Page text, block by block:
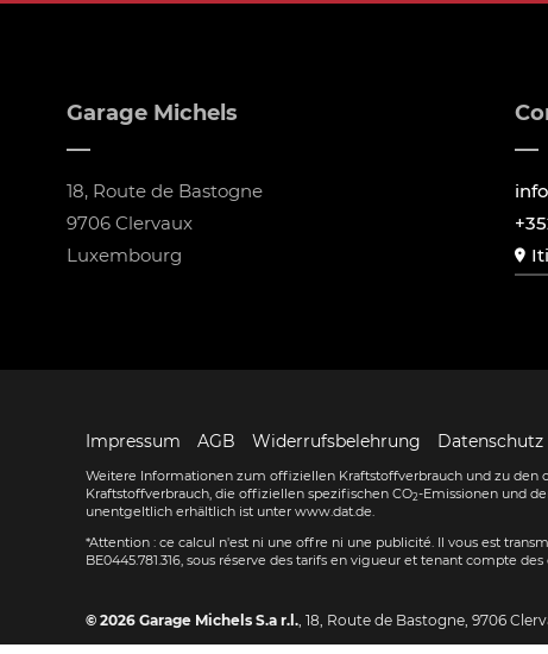
Garage Michels
18, Route de Bastogne
9706 Clervaux
Luxembourg
Impressum AGB Widerrufsbelehrung Datenschutz
Weitere Informationen zum offiziellen Kraftstoffverbrauch und zu den
Kraftstoffverbrauch, die offiziellen spezifischen CO2-Emissionen und
unentgeltlich erhältlich ist unter www.dat.de.
*Attention : ce calcul n'est ni une offre ni une publicité. Il vous est
BE0445.781.316, sous réserve des tarifs en vigueur et tenant compte
© 2026 Garage Michels S.a r.l., 18, Route de Bastogne, 9706